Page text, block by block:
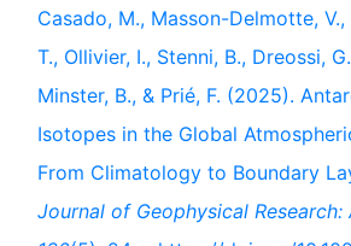
Casado, M., Masson-Delmotte,
T., Ollivier, I., Stenni, B., Dreossi,
Minster, B., & Prié, F. (2025).
Isotopes in the Global
From Climatology to Boundary
Journal of Geophysical Research: